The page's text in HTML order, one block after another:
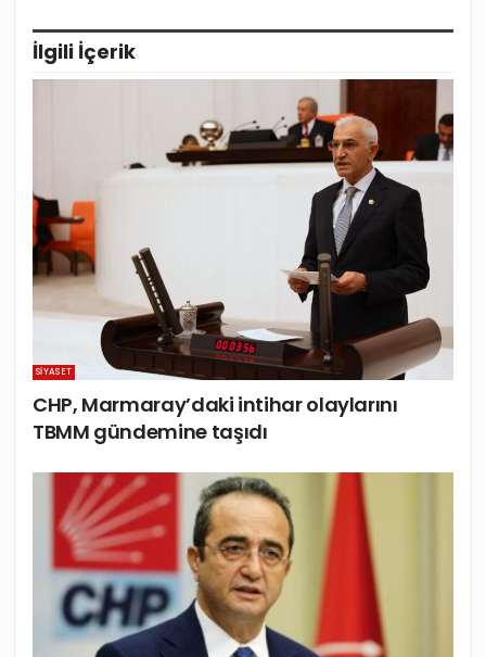
İlgili İçerik
SIYASET
CHP, Marmaray’daki intihar olaylarını
TBMM gündemine taşıdı